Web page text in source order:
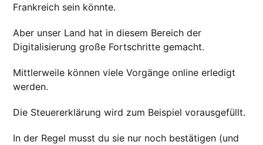
Frankreich sein könnte.
Aber unser Land hat in diesem Bereich der
Digitalisierung große Fortschritte gemacht.
Mittlerweile können viele Vorgänge online erledigt
werden.
Die Steuererklärung wird zum Beispiel vorausgefüllt.
In der Regel musst du sie nur noch bestätigen (und